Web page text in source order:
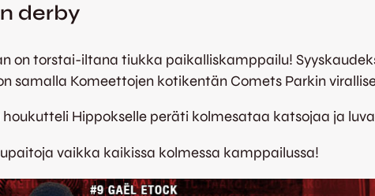
derby
on torstai-iltana tiukka paikalliskamppailu!
samalla Komeettojen kotikentän Comets Parkin
Hippokselle peräti kolmesataa katsojaa ja
vaikka kaikissa kolmessa kamppailussa!